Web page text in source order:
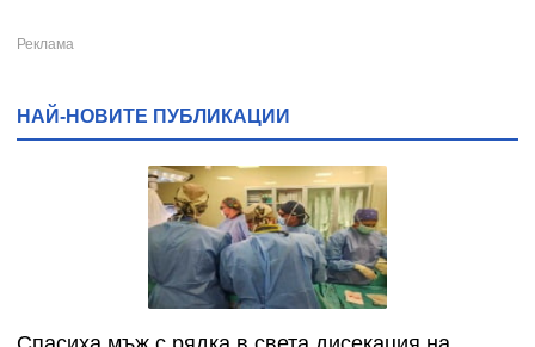
НАЙ-НОВИТЕ ПУБЛИКАЦИИ